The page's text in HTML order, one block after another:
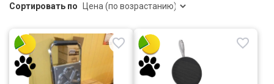
Сортировать по